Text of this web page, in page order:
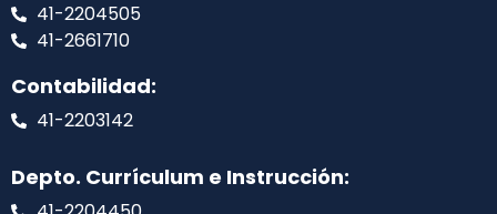
41-2204505
41-2661710
Contabilidad:
41-2203142
Depto. Currículum e Instrucción: